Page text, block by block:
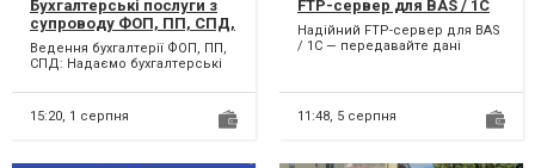
Бухгалтерські послуги з
супроводу ФОП, ПП, СПД,
підприємців. Онлайн.
Ведення бухгалтерії ФОП, ПП,
СПД: Надаємо бухгалтерські
здавання звітів для при...
15:20, 1 серпня
FTP-сервер для BAS / 1C
Надійний FTP-сервер для BAS
/ 1C — передавайте дані
11:48, 5 серпня